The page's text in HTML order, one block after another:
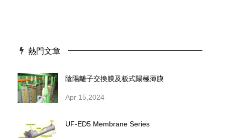
熱門文章
陰陽離子交換膜及板式陽極薄膜
Apr 15,2024
UF-ED5 Membrane Series